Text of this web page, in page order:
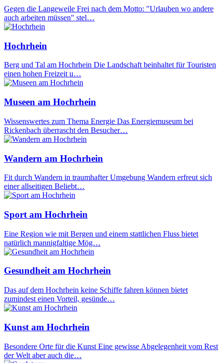
Gegen die Langeweile Frei nach dem Motto: "Urlauben wo andere
auch arbeiten müssen" stel…
Hochrhein
Berg und Tal am Hochrhein Die Landschaft beinhaltet für Touristen
einen hohen Freizeit u…
Museen am Hochrhein
Wissenswertes zum Thema Energie Das Energiemuseum bei
Rickenbach überrascht den Besucher…
Wandern am Hochrhein
Fit durch Wandern in traumhafter Umgebung Wandern erfreut sich
einer allseitigen Beliebt…
Sport am Hochrhein
Eine Region wie mit Bergen und einem stattlichen Fluss bietet
natürlich mannigfaltige Mög…
Gesundheit am Hochrhein
Das auf dem Hochrhein keine Schiffe fahren können bietet
zumindest einen Vorteil, gesünde…
Kunst am Hochrhein
Besondere Orte für die Kunst Eine gewisse Abgelegenheit vom Rest
der Welt aber auch die…